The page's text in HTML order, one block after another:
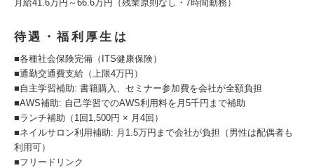
月給41.6万円～66.6万円（残業原則なし・7時間勤務）
待遇・福利厚生は
■各種社会保険完備（ITS健康保険）
■通勤交通費支給（上限4万円）
■自主学習補助: 書籍購入、セミナー参加費を会社が全額負担
■AWS補助: 自己学習でのAWS利用料を月5千円まで補助
■ランチ補助（1回1,500円 × 月4回）
■ネイルサロン利用補助: 月1.5万円まで会社が負担（男性は配偶者も
利用可）
■フリードリンク